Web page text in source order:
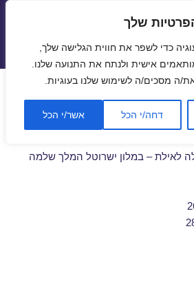
שלך
כדי לשפר את חווית הגלישה שלך,
אישית ולנתח את התנועה שלנו.
ה מסכים/ה לשימוש שלנו בעוגיות.
דחה/י הכל אשר/י הכל
תפריטים
ווידג'טים
לאילת בינואר
לאילת – במלון ישרוטל המלך שלמה